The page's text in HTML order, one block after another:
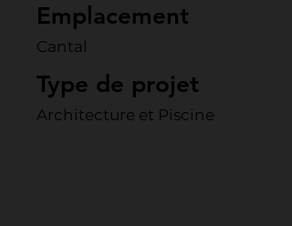
Emplacement
Cantal
Type de projet
Architecture et Piscine